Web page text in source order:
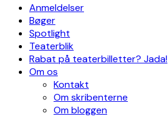
Anmeldelser
Bøger
Spotlight
Teaterblik
Rabat på teaterbilletter? Jada!
Om os
Kontakt
Om skribenterne
Om bloggen